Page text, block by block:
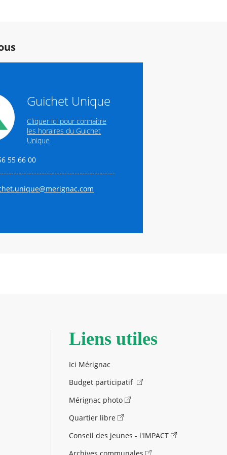
Guichet Unique
Cliquer ici pour connaître
les horaires du Guichet
Unique
55 66 00
Liens utiles
Ici Mérignac
Budget participatif
Mérignac photo
Quartier libre
Conseil des jeunes - l'IMPACT